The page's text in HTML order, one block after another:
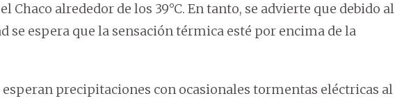
Chaco alrededor de los 39°C. En tanto, se advierte que debido al
se espera que la sensación térmica esté por encima de la
esperan precipitaciones con ocasionales tormentas eléctricas al